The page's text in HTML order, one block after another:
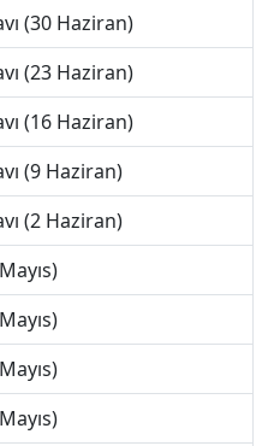
(30 Haziran)
(23 Haziran)
(16 Haziran)
(9 Haziran)
(2 Haziran)